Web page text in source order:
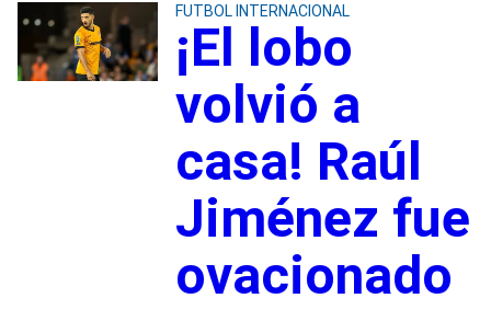
FUTBOL INTERNACIONAL
¡El lobo
volvió a
casa! Raúl
Jiménez fue
ovacionado